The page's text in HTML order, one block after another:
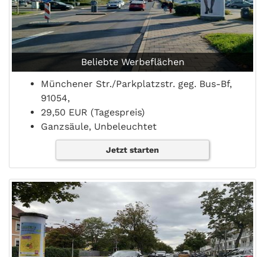
Beliebte Werbeflächen
Münchener Str./Parkplatzstr. geg. Bus-Bf,
91054,
29,50 EUR (Tagespreis)
Ganzsäule, Unbeleuchtet
Jetzt starten